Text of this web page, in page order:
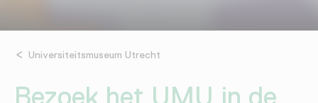
Universiteitsmuseum Utrecht
Bezoek het UMU in de